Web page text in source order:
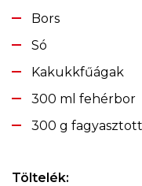
Bors
Só
Kakukkfűágak
300 ml fehérbor
300 g
Töltelék: